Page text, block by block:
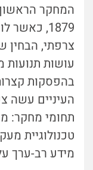
המחקר
1879,
צרפתי, הבחין
העיניים עשה
תחומי מחקר:
טכנולוגיית
מידע רב-ערך